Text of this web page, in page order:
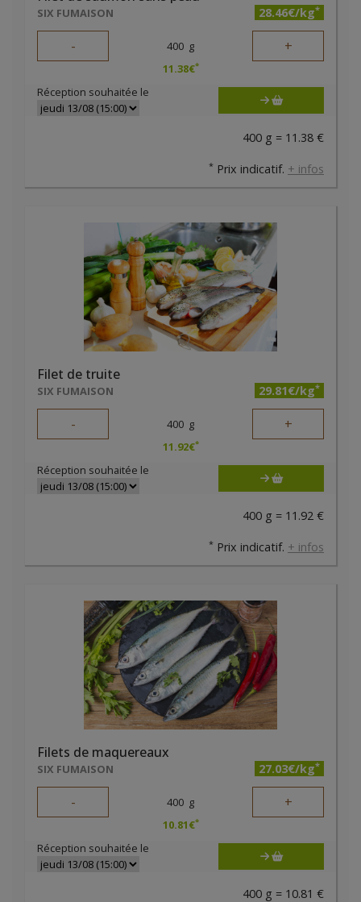
SIX FUMAISON 28.46€/kg*
- 400 g +
11.38€*
Réception souhaitée le
400 g = 11.38 €
* Prix indicatif. + infos
Filet de truite
SIX FUMAISON 29.81€/kg*
- 400 g +
11.92€*
Réception souhaitée le
400 g = 11.92 €
* Prix indicatif. + infos
Filets de maquereaux
SIX FUMAISON 27.03€/kg*
- 400 g +
10.81€*
Réception souhaitée le
400 g = 10.81 €